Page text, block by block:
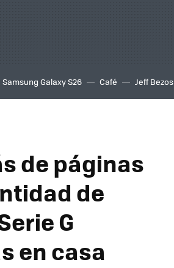
Samsung Galaxy S26 Café Jeff Bezos
de páginas
de
G
en casa